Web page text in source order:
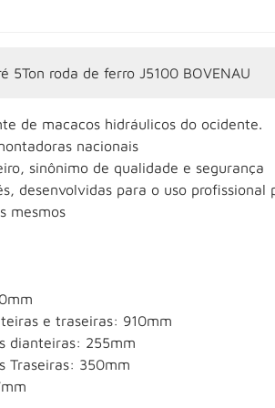
5Ton roda de ferro J5100 BOVENAU
de macacos hidráulicos do ocidente.
nacionais
sinônimo de qualidade e segurança
desenvolvidas para o uso
mesmos
e traseiras: 910mm
dianteiras: 255mm
Traseiras: 350mm